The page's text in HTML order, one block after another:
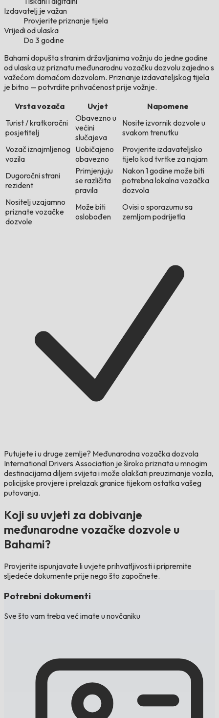
Izdavatelj je važan
Provjerite priznanje tijela
Vrijedi od ulaska
Do 3 godine
Bahami dopušta stranim državljanima vožnju do jedne godine
od ulaska uz priznatu međunarodnu vozačku dozvolu zajedno s
važećom domaćom dozvolom. Priznanje izdavateljskog tijela
je bitno — potvrdite prihvaćenost prije vožnje.
Vrsta vozača
Uvjet
Napomene
Turist / kratkoročni
posjetitelj
Obavezno u
većini
slučajeva
Nosite izvornik dozvole u
svakom trenutku
Vozač iznajmljenog
vozila
Uobičajeno
obavezno
Provjerite izdavateljsko
tijelo kod tvrtke za najam
Dugoročni strani
rezident
Primjenjuju
se različita
pravila
Nakon 1 godine može biti
potrebna lokalna vozačka
dozvola
Nositelj uzajamno
priznate vozačke
dozvole
Može biti
oslobođen
Ovisi o sporazumu sa
zemljom podrijetla
Putujete i u druge zemlje? Međunarodna vozačka dozvola
International Drivers Association je široko priznata u mnogim
destinacijama diljem svijeta i može olakšati preuzimanje vozila,
policijske provjere i prelazak granice tijekom ostatka vašeg
putovanja.
Koji su uvjeti za dobivanje
međunarodne vozačke dozvole u
Bahami?
Provjerite ispunjavate li uvjete prihvatljivosti i pripremite
sljedeće dokumente prije nego što započnete.
Potrebni dokumenti
Sve što vam treba već imate u novčaniku